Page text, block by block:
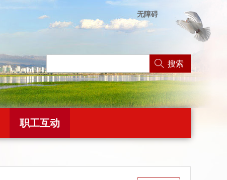
无障碍
搜索
职工互动